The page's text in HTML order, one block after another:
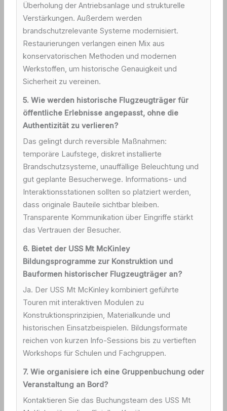
Überholung der Antriebsanlage und strukturelle
Verstärkungen. Außerdem werden
brandschutzrelevante Systeme modernisiert.
Restaurierungen verlangen einen Mix aus
konservatorischen Methoden und modernen
Werkstoffen, um historische Genauigkeit und
Sicherheit zu vereinen.
5. Wie werden historische Flugzeugträger für
öffentliche Erlebnisse angepasst, ohne die
Authentizität zu verlieren?
Das gelingt durch reversible Maßnahmen:
temporäre Laufstege, diskret installierte
Brandschutzsysteme, unauffällige Beleuchtung und
gut geplante Besucherwege. Informations- und
Interaktionsstationen sollten so platziert werden,
dass originale Bauteile sichtbar bleiben.
Transparente Kommunikation über Eingriffe stärkt
das Vertrauen der Besucher.
6. Bietet der USS Mt McKinley
Bildungsprogramme zur Konstruktion und
Bauformen historischer Flugzeugträger an?
Ja. Der USS Mt McKinley kombiniert geführte
Touren mit interaktiven Modulen zu
Konstruktionsprinzipien, Materialkunde und
historischen Einsatzbeispielen. Bildungsformate
reichen von kurzen Info-Sessions bis zu vertieften
Workshops für Schulen und Fachgruppen.
7. Wie organisiere ich eine Gruppenbuchung oder
Veranstaltung an Bord?
Kontaktieren Sie das Buchungsteam des USS Mt